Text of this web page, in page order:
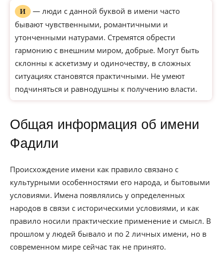
И
— люди с данной буквой в имени часто
бывают чувственными, романтичными и
утонченными натурами. Стремятся обрести
гармонию с внешним миром, добрые. Могут быть
склонны к аскетизму и одиночеству, в сложных
ситуациях становятся практичными. Не умеют
подчиняться и равнодушны к получению власти.
Общая информация об имени
Фадили
Происхождение имени как правило связано с
культурными особенностями его народа, и бытовыми
условиями. Имена появлялись у определенных
народов в связи с историческими условиями, и как
правило носили практические применение и смысл. В
прошлом у людей бывало и по 2 личных имени, но в
современном мире сейчас так не принято.